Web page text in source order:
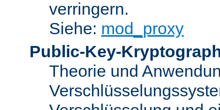
verringern.
Siehe: mod_proxy
Public-Key-
Theorie und